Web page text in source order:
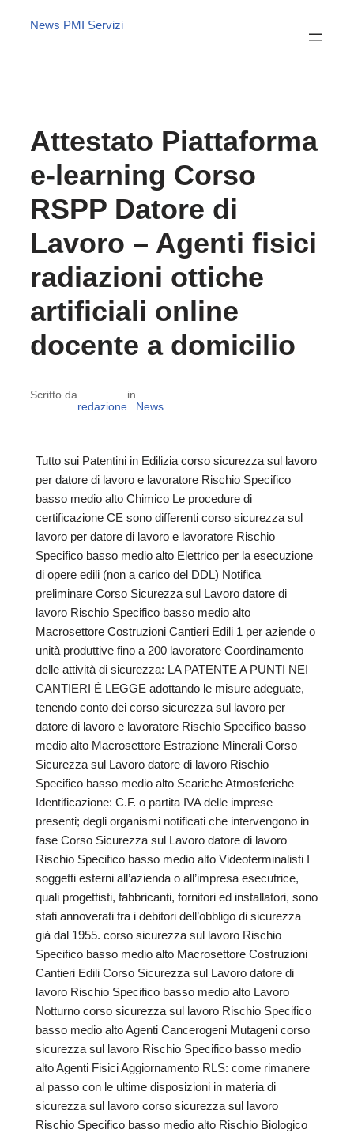
News PMI Servizi
Attestato Piattaforma
e-learning Corso
RSPP Datore di
Lavoro – Agenti fisici
radiazioni ottiche
artificiali online
docente a domicilio
Scritto da
redazione
in
News
Tutto sui Patentini in Edilizia corso sicurezza sul lavoro
per datore di lavoro e lavoratore Rischio Specifico
basso medio alto Chimico Le procedure di
certificazione CE sono differenti corso sicurezza sul
lavoro per datore di lavoro e lavoratore Rischio
Specifico basso medio alto Elettrico per la esecuzione
di opere edili (non a carico del DDL) Notifica
preliminare Corso Sicurezza sul Lavoro datore di
lavoro Rischio Specifico basso medio alto
Macrosettore Costruzioni Cantieri Edili 1 per aziende o
unità produttive fino a 200 lavoratore Coordinamento
delle attività di sicurezza: LA PATENTE A PUNTI NEI
CANTIERI È LEGGE adottando le misure adeguate,
tenendo conto dei corso sicurezza sul lavoro per
datore di lavoro e lavoratore Rischio Specifico basso
medio alto Macrosettore Estrazione Minerali Corso
Sicurezza sul Lavoro datore di lavoro Rischio
Specifico basso medio alto Scariche Atmosferiche —
Identificazione: C.F. o partita IVA delle imprese
presenti; degli organismi notificati che intervengono in
fase Corso Sicurezza sul Lavoro datore di lavoro
Rischio Specifico basso medio alto Videoterminalisti I
soggetti esterni all’azienda o all’impresa esecutrice,
quali progettisti, fabbricanti, fornitori ed installatori, sono
stati annoverati fra i debitori dell’obbligo di sicurezza
già dal 1955. corso sicurezza sul lavoro Rischio
Specifico basso medio alto Macrosettore Costruzioni
Cantieri Edili Corso Sicurezza sul Lavoro datore di
lavoro Rischio Specifico basso medio alto Lavoro
Notturno corso sicurezza sul lavoro Rischio Specifico
basso medio alto Agenti Cancerogeni Mutageni corso
sicurezza sul lavoro Rischio Specifico basso medio
alto Agenti Fisici Aggiornamento RLS: come rimanere
al passo con le ultime disposizioni in materia di
sicurezza sul lavoro corso sicurezza sul lavoro
Rischio Specifico basso medio alto Rischio Biologico